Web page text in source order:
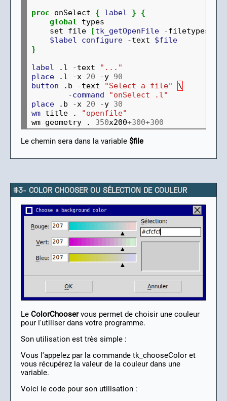
proc onSelect { label }
{
global types
    set file
[tk_getOpenFile -filetypes
$label
configure -text $file
}
label .l -text
"..."
place .l -x 20 -y 90
button .b -text "Select a file"
\
-command
"onSelect .l"
place .b -x 20 -y 30
wm title .
"openfile"
wm geometry . 350x200+300+300
Le chemin sera dans la variable $file
#3- COLOR CHOOSER OU SÉLECTION DE COULEUR
Le ColorChooservous permet de choisir une couleur
pour l'utiliser dans votre programme.
Son utilisation est très simple :
Vous l'appelez par la commande tk_chooseColor et
vous récupérez la valeur de la couleur dans une
variable.
Voici le code pour son utilisation :